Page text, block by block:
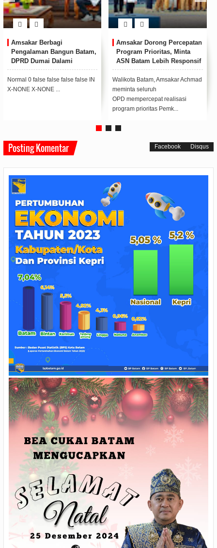
Amsakar Berbagi
Pengalaman Bangun Batam,
DPRD Dumai Dalami
Pendidikan hingga Investasi
Normal 0 false false false false IN
X-NONE X-NONE ...
Amsakar Dorong Percepatan
Program Prioritas, Minta
ASN Batam Lebih Responsif
Layani Masyarakat
Walikota Batam, Amsakar Achmad
meminta seluruh
OPD mempercepat realisasi
program prioritas Pemk...
Posting Komentar Facebook Disqus